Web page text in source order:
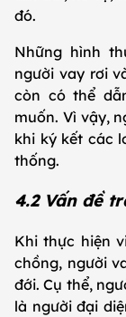
đó.
Những hình
người vay rơi
còn có thể
muốn. Vì vậy,
khi ký kết các
thống.
4.2 Vấn đề
Khi thực hiện
chồng, người
đới. Cụ thể,
là người đại